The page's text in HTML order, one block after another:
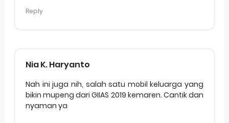
Reply
Nia K. Haryanto
Nah ini juga nih, salah satu mobil keluarga yang
bikin mupeng dari GIIAS 2019 kemaren. Cantik dan
nyaman ya